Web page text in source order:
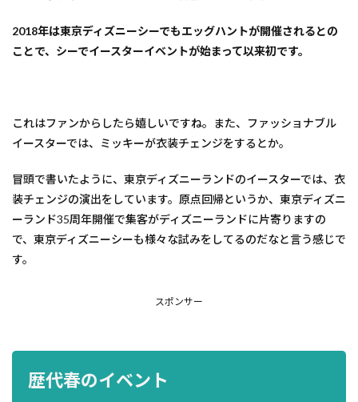
2018年は東京ディズニーシーでもエッグハントが開催されるとの
ことで、シーでイースターイベントが始まって以来初です。
これはファンからしたら嬉しいですね。また、ファッショナブル
イースターでは、ミッキーが衣装チェンジをするとか。
冒頭で書いたように、東京ディズニーランドのイースターでは、衣
装チェンジの演出をしています。原点回帰というか、東京ディズニ
ーランド35周年開催で集客がディズニーランドに片寄りますの
で、東京ディズニーシーも様々な試みをしてるのだなと言う感じで
す。
スポンサー
歴代春のイベント